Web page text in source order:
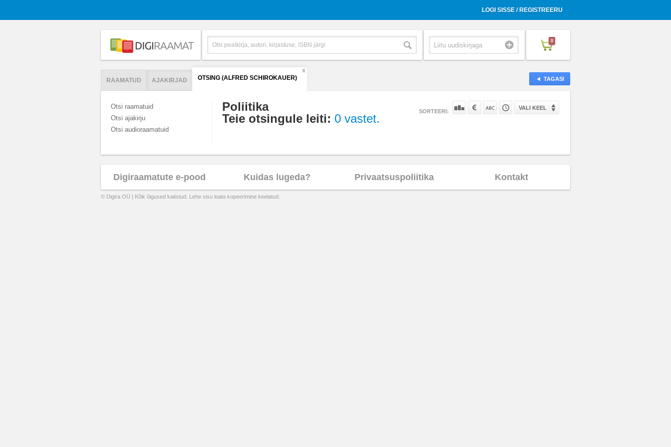
LOGI SISSE / REGISTREERU
0
TAGASI
RAAMATUD AJAKIRJAD OTSING (ALFRED SCHIROKAUER)
X
Otsi raamatuid
Otsi ajakirju
Otsi audioraamatuid
Poliitika
Teie otsingule leiti: 0 vastet.
SORTEERI:
VALI KEEL
Digiraamatute e-pood Kuidas lugeda? Privaatsuspoliitika Kontakt
© Digira OÜ | Kõik õigused kaitstud. Lehe sisu loata kopeerimine keelatud.